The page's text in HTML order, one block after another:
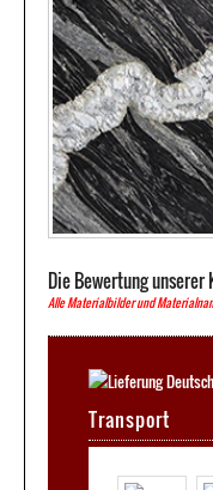
Die Bewertung
Alle Materialbilder und
Transport